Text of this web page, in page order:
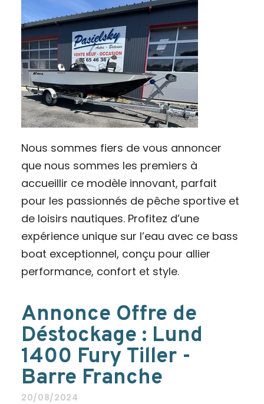
Nous sommes fiers de vous annoncer
que nous sommes les premiers à
accueillir ce modèle innovant, parfait
pour les passionnés de pêche sportive et
de loisirs nautiques. Profitez d’une
expérience unique sur l’eau avec ce bass
boat exceptionnel, conçu pour allier
performance, confort et style.
Annonce Offre de
Déstockage : Lund
1400 Fury Tiller -
Barre Franche
20/08/2024